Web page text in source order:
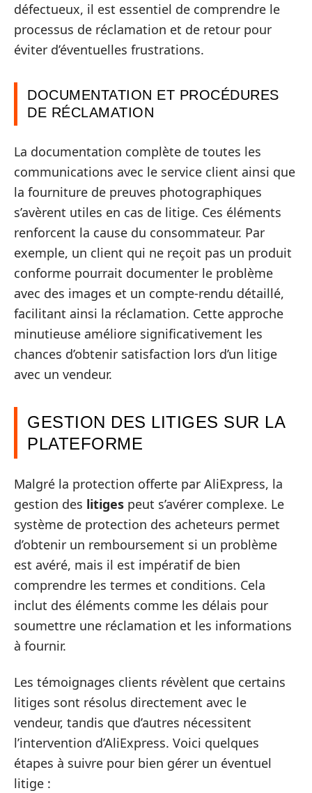
défectueux, il est essentiel de comprendre le
processus de réclamation et de retour pour
éviter d’éventuelles frustrations.
DOCUMENTATION ET PROCÉDURES
DE RÉCLAMATION
La documentation complète de toutes les
communications avec le service client ainsi que
la fourniture de preuves photographiques
s’avèrent utiles en cas de litige. Ces éléments
renforcent la cause du consommateur. Par
exemple, un client qui ne reçoit pas un produit
conforme pourrait documenter le problème
avec des images et un compte-rendu détaillé,
facilitant ainsi la réclamation. Cette approche
minutieuse améliore significativement les
chances d’obtenir satisfaction lors d’un litige
avec un vendeur.
GESTION DES LITIGES SUR LA
PLATEFORME
Malgré la protection offerte par AliExpress, la
gestion des litiges peut s’avérer complexe. Le
système de protection des acheteurs permet
d’obtenir un remboursement si un problème
est avéré, mais il est impératif de bien
comprendre les termes et conditions. Cela
inclut des éléments comme les délais pour
soumettre une réclamation et les informations
à fournir.
Les témoignages clients révèlent que certains
litiges sont résolus directement avec le
vendeur, tandis que d’autres nécessitent
l’intervention d’AliExpress. Voici quelques
étapes à suivre pour bien gérer un éventuel
litige :